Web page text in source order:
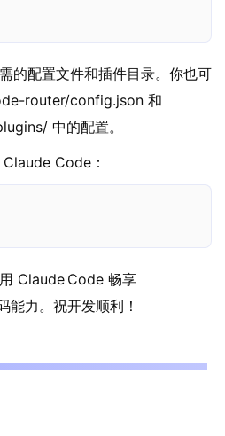
的配置文件和插件目录。你也可
router/config.json 和
中的配置。
Code：
Claude Code 畅享
能力。祝开发顺利！